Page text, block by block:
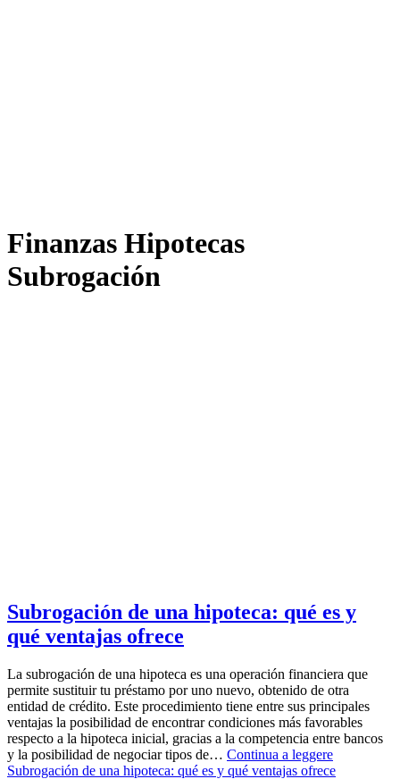
Finanzas Hipotecas
Subrogación
Subrogación de una hipoteca: qué es y
qué ventajas ofrece
La subrogación de una hipoteca es una operación financiera que
permite sustituir tu préstamo por uno nuevo, obtenido de otra
entidad de crédito. Este procedimiento tiene entre sus principales
ventajas la posibilidad de encontrar condiciones más favorables
respecto a la hipoteca inicial, gracias a la competencia entre bancos
y la posibilidad de negociar tipos de… Continua a leggere
Subrogación de una hipoteca: qué es y qué ventajas ofrece